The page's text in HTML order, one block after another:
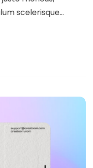
scelerisque...